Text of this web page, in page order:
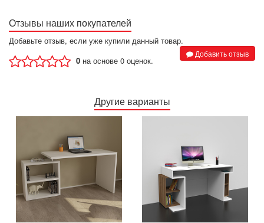
Отзывы наших покупателей
Добавьте отзыв, если уже купили данный товар.
Добавить отзыв
0 на основе 0 оценок.
Другие варианты